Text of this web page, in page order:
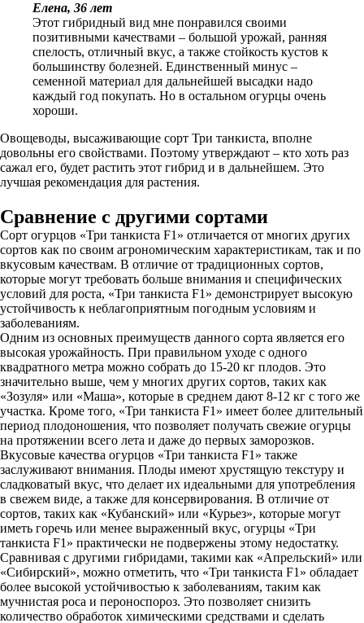
Елена, 36 лет
Этот гибридный вид мне понравился своими
позитивными качествами – большой урожай, ранняя
спелость, отличный вкус, а также стойкость кустов к
большинству болезней. Единственный минус –
семенной материал для дальнейшей высадки надо
каждый год покупать. Но в остальном огурцы очень
хороши.
Овощеводы, высаживающие сорт Три танкиста, вполне
довольны его свойствами. Поэтому утверждают – кто хоть раз
сажал его, будет растить этот гибрид и в дальнейшем. Это
лучшая рекомендация для растения.
Сравнение с другими сортами
Сорт огурцов «Три танкиста F1» отличается от многих других
сортов как по своим агрономическим характеристикам, так и по
вкусовым качествам. В отличие от традиционных сортов,
которые могут требовать больше внимания и специфических
условий для роста, «Три танкиста F1» демонстрирует высокую
устойчивость к неблагоприятным погодным условиям и
заболеваниям.
Одним из основных преимуществ данного сорта является его
высокая урожайность. При правильном уходе с одного
квадратного метра можно собрать до 15-20 кг плодов. Это
значительно выше, чем у многих других сортов, таких как
«Зозуля» или «Маша», которые в среднем дают 8-12 кг с того же
участка. Кроме того, «Три танкиста F1» имеет более длительный
период плодоношения, что позволяет получать свежие огурцы
на протяжении всего лета и даже до первых заморозков.
Вкусовые качества огурцов «Три танкиста F1» также
заслуживают внимания. Плоды имеют хрустящую текстуру и
сладковатый вкус, что делает их идеальными для употребления
в свежем виде, а также для консервирования. В отличие от
сортов, таких как «Кубанский» или «Курьез», которые могут
иметь горечь или менее выраженный вкус, огурцы «Три
танкиста F1» практически не подвержены этому недостатку.
Сравнивая с другими гибридами, такими как «Апрельский» или
«Сибирский», можно отметить, что «Три танкиста F1» обладает
более высокой устойчивостью к заболеваниям, таким как
мучнистая роса и пероноспороз. Это позволяет снизить
количество обработок химическими средствами и сделать